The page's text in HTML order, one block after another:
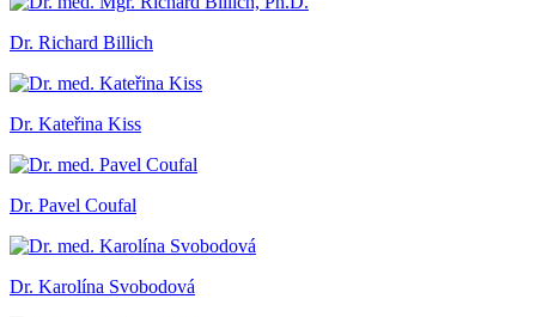
Dr. Richard Billich
Dr. Kateřina Kiss
Dr. Pavel Coufal
Dr. Karolína Svobodová